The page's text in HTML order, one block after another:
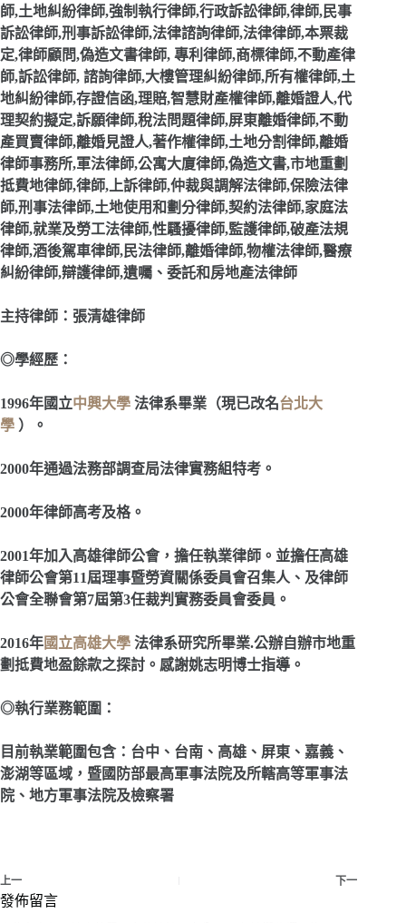
師,土地糾紛律師,強制執行律師,行政訴訟律師,律師,民事
訴訟律師,刑事訴訟律師,法律諮詢律師,法律律師,本票裁
定,律師顧問,偽造文書律師, 專利律師,商標律師,不動產律
師,訴訟律師, 諮詢律師,大樓管理糾紛律師,所有權律師,土
地糾紛律師,存證信函,理賠,智慧財產權律師,離婚證人,代
理契約擬定,訴願律師,稅法問題律師,屏東離婚律師,不動
產買賣律師,離婚見證人,著作權律師,土地分割律師,離婚
律師事務所,軍法律師,公寓大廈律師,偽造文書,市地重劃
抵費地律師,律師,上訴律師,仲裁與調解法律師,保險法律
師,刑事法律師,土地使用和劃分律師,契約法律師,家庭法
律師,就業及勞工法律師,性騷擾律師,監護律師,破產法規
律師,酒後駕車律師,民法律師,離婚律師,物權法律師,醫療
糾紛律師,辯護律師,遺囑、委託和房地產法律師
主持律師：張清雄律師
◎學經歷：
1996年國立中興大學 法律系畢業（現已改名台北大
學 ）。
2000年通過法務部調查局法律實務組特考。
2000年律師高考及格。
2001年加入高雄律師公會，擔任執業律師。並擔任高雄
律師公會第11屆理事暨勞資關係委員會召集人、及律師
公會全聯會第7屆第3任裁判實務委員會委員。
2016年國立高雄大學 法律系研究所畢業.公辦自辦市地重
劃抵費地盈餘款之探討。感謝姚志明博士指導。
◎執行業務範圍：
目前執業範圍包含：台中、台南、高雄、屏東、嘉義、
澎湖等區域，暨國防部最高軍事法院及所轄高等軍事法
院、地方軍事法院及檢察署
上一 下一
發佈留言